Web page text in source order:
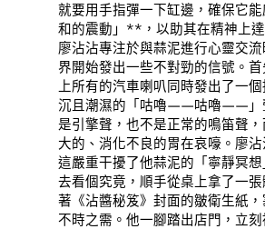
就要用手指彈一下缸邊，確保它
和的震動」**，以助其在精神上
廖沾沾專注於與蒜泥進行心靈交
界開始發出一些不對勁的信號。
上所有的汽車喇叭同時發出了一
沉且潮濕的「咕嚕——咕嚕——」
是引擎聲，也不是正常的鳴笛聲
大的、消化不良的胃在哀嚎。廖沾
這嚴重干擾了他蒜泥的「寧靜冥
去看個究竟，順手從桌上拿了一
著《沾醬秘笈》封面的皺衛生紙
不時之需。他一腳踏出店門，立